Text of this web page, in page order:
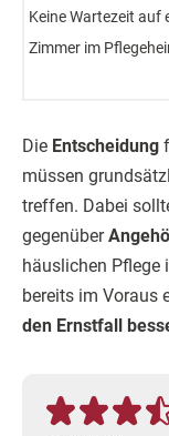
Keine Wartezeit auf
Zimmer im
Die Entscheidung
müssen
treffen. Dabei
gegenüber
häuslichen Pflege
bereits im Voraus
den Ernstfall